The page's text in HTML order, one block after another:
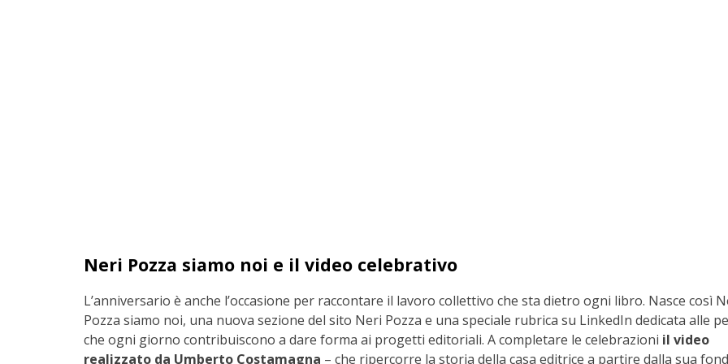
Neri Pozza siamo noi e il video celebrativo
L’anniversario è anche l’occasione per raccontare il lavoro collettivo che sta dietro ogni libro. Nasce così
Pozza siamo noi, una nuova sezione del sito Neri Pozza e una speciale rubrica su LinkedIn dedicata alle
che ogni giorno contribuiscono a dare forma ai progetti editoriali. A completare le celebrazioni il video
realizzato da Umberto Costamagna – che ripercorre la storia della casa editrice a partire dalla sua